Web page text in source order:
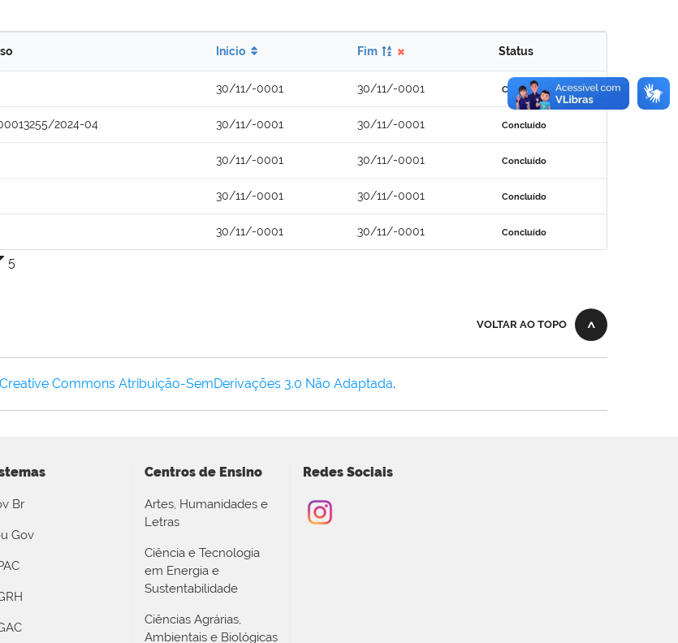
Início Fim Status
30/11/-0001 30/11/-0001 Concluído
2024-04 30/11/-0001 30/11/-0001 Concluído
30/11/-0001 30/11/-0001 Concluído
30/11/-0001 30/11/-0001 Concluído
30/11/-0001 30/11/-0001 Concluído
5
VOLTAR AO TOPO
Creative Commons Atribuição-SemDerivações 3.0 Não Adaptada.
Br
Gov
Centros de Ensino
Artes, Humanidades e
Letras
Ciência e Tecnologia
em Energia e
Sustentabilidade
Ciências Agrárias,
Ambientais e Biológicas
Redes Sociais